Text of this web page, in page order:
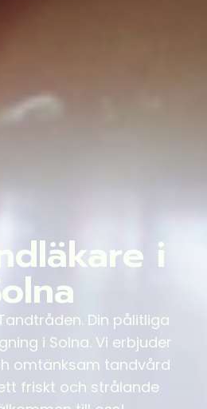
i
Din pålitliga
i Solna. Vi erbjuder
omtänksam tandvård
friskt och strålande